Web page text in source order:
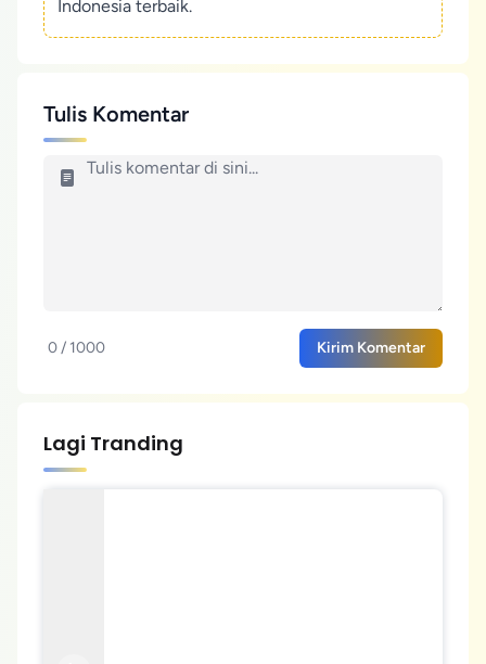
Indonesia terbaik.
Tulis Komentar
0 / 1000 Kirim Komentar
Lagi Tranding